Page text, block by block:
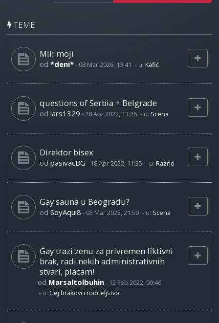
TEME
Mili moji
od *deni*- 08 Mar 2026, 13:41 - u: Kafić
questions of Serbia + Belgrade
od lars1329 -28 Apr 2022, 13:26 - u: Scena
Direktor bisex
od pasivacBG - 18 Apr 2022, 11:35 - u: Razno
Gay sauna u Beogradu?
od SoyAqui8 - 05 Mar 2022, 21:50 - u: Scena
Gay trazi zenu za privremen fiktivni
brak, radi nekih administrativnih
stvari, placam!
od Marsaltolbuhin- 12 Feb 2022, 09:46
- u: Gej brakovi i roditeljstvo